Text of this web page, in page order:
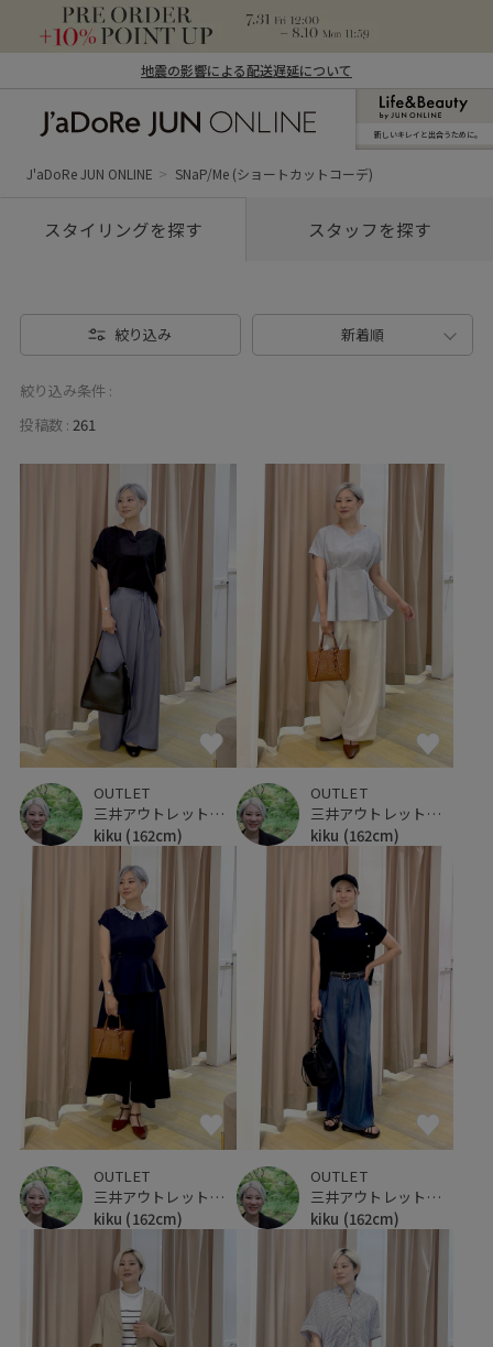
地震の影響による配送遅延について
ン オンライン）
新しいキレイと出合うために。
J'aDoRe JUN ONLINE SNaP/Me (ショートカットコーデ)
スタイリングを探す スタッフを探す
絞り込み 新着順
絞り込み条件 :
投稿数 : 261
OUTLET
三井アウトレットパーク 仙台港
kiku (162cm)
OUTLET
三井アウトレットパーク 仙台港
kiku (162cm)
OUTLET
三井アウトレットパーク 仙台港
kiku (162cm)
OUTLET
三井アウトレットパーク 仙台港
kiku (162cm)